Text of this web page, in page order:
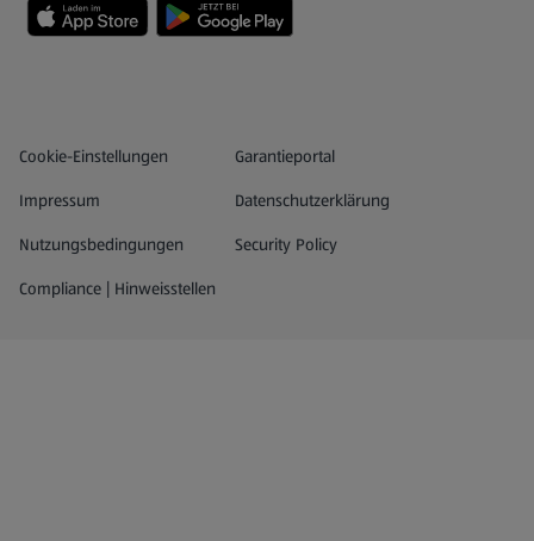
Datenschutz- und Richtlinienmenü
Cookie-Einstellungen Garantieportal
(öffnet in einem neuen Tab)
Impressum
Datenschutzerklärung
Nutzungsbedingungen
Security Policy
Compliance | Hinweisstellen